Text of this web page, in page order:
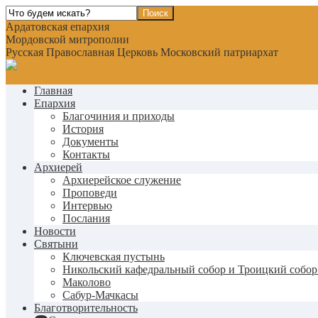
Ардатовская епархия
Мордовской митрополии
Русская Православная Церковь Московский патриархат
Главная
Епархия
Благочиния и приходы
История
Документы
Контакты
Архиерей
Архиерейское служение
Проповеди
Интервью
Послания
Новости
Святыни
Ключевская пустынь
Никольский кафедральный собор и Троицкий собор
Маколово
Сабур-Мачкасы
Благотворительность